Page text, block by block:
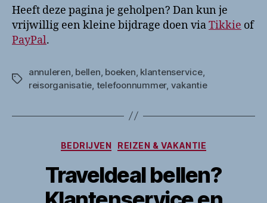
Heeft deze pagina je geholpen? Dan kun je
vrijwillig een kleine bijdrage doen viaTikkie of
PayPal.
Tags
annuleren bellen boeken klantenservice,
reisorganisatie telefoonnummer, vakantie
Categorieën
BEDRIJVEN REIZEN & VAKANTIE
Traveldeal bellen?